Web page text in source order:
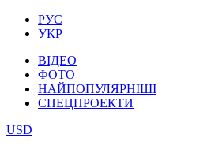
РУС
УКР
ВІДЕО
ФОТО
НАЙПОПУЛЯРНІШІ
СПЕЦПРОЕКТИ
USD